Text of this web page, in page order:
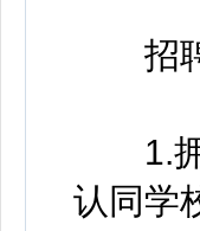
招聘
1.拥
认同学